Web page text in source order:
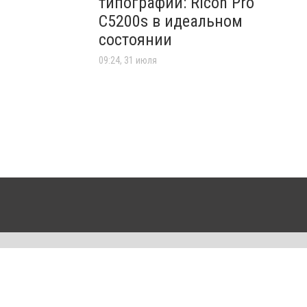
C5200s в идеальном
состоянии
09:24, 31 июля